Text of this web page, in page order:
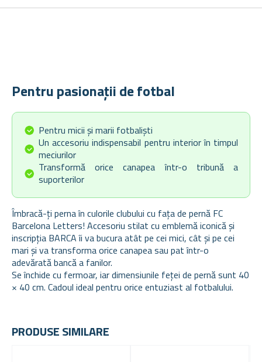
Pentru pasionații de fotbal
Pentru micii și marii fotbaliști
Un accesoriu indispensabil pentru interior în timpul
meciurilor
Transformă orice canapea într-o tribună a
suporterilor
Îmbracă-ți perna în culorile clubului cu fața de pernă FC
Barcelona Letters! Accesoriu stilat cu emblemă iconică și
inscripția BARCA îi va bucura atât pe cei mici, cât și pe cei
mari și va transforma orice canapea sau pat într-o
adevărată bancă a fanilor.
Se închide cu fermoar, iar dimensiunile feței de pernă sunt 40
× 40 cm. Cadoul ideal pentru orice entuziast al fotbalului.
PRODUSE SIMILARE